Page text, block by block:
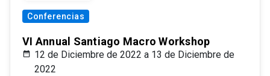
Conferencias
VI Annual Santiago Macro Workshop
12 de Diciembre de 2022 a 13 de Diciembre de
2022